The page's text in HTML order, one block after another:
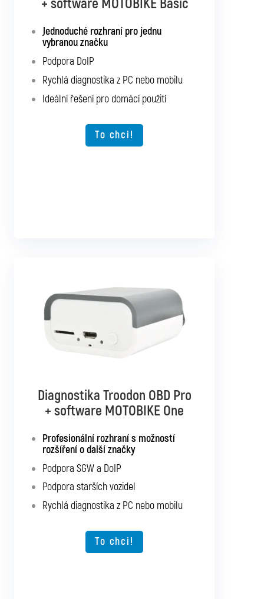
+ software MOTOBIKE Basic
Jednoduché rozhraní pro jednu
vybranou značku
Podpora DoIP
Rychlá diagnostika z PC nebo mobilu
Ideální řešení pro domácí použití
To chci!
+ software MOTOBIKE Multibrand
Rozhraní s podporu pro všechny
Podpora starších vozidel
Rychlá diagnostika z PC nebo mobilu
Diagnostika Troodon OBD Pro
+ software MOTOBIKE One
Profesionální rozhraní s možností
rozšíření o další značky
Podpora SGW a DoIP
Podpora starších vozidel
Rychlá diagnostika z PC nebo mobilu
To chci!
Diagnostika TSPro 10
+ software MOTOBIKE Multibrand
Samostatná diagnostika pro všechny
uvedené motocykly
Podpora SGW a DoIP
Podpora starších vozidel
Možnost rozšíření o další typy vozidel
To chci!